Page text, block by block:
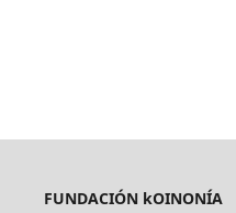
FUNDACIÓN kOINONÍA